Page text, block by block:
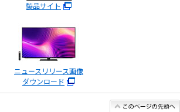
製品サイト
ニュースリリース画像
ダウンロード